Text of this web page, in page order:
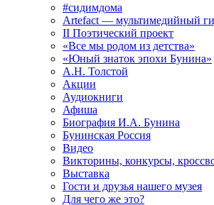
#сидимдома
Artefact — мультимедийный
II Поэтический проект
«Все мы родом из детства»
«Юный знаток эпохи Бунина»
А.Н. Толстой
Акции
Аудиокниги
Афиша
Биография И.А. Бунина
Бунинская Россия
Видео
Викторины, конкурсы,
Выставка
Гости и друзья нашего музея
Для чего же это?